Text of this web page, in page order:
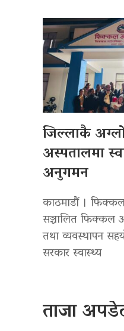
जिल्लाकै
अस्पतालमा
अनुगमन
काठमाडौं । फिक्कल
सञ्चालित फिक्कल
तथा व्यवस्थापन
सरकार स्वास्थ्य
ताजा